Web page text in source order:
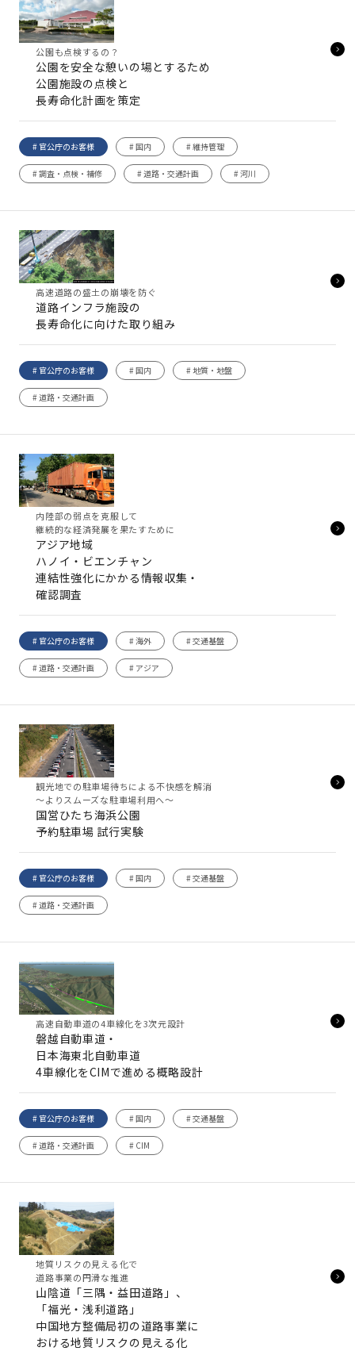
公園も点検するの？
公園を安全な憩いの場とするため
公園施設の点検と
長寿命化計画を策定
# 官公庁のお客様 # 国内 # 維持管理
# 調査・点検・補修 # 道路・交通計画 # 河川
高速道路の盛土の崩壊を防ぐ
道路インフラ施設の
長寿命化に向けた取り組み
# 官公庁のお客様 # 国内 # 地質・地盤
# 道路・交通計画
内陸部の弱点を克服して
継続的な経済発展を果たすために
アジア地域
ハノイ・ビエンチャン
連結性強化にかかる情報収集・
確認調査
# 官公庁のお客様 # 海外 # 交通基盤
# 道路・交通計画 # アジア
観光地での駐車場待ちによる不快感を解消
～よりスムーズな駐車場利用へ～
国営ひたち海浜公園
予約駐車場 試行実験
# 官公庁のお客様 # 国内 # 交通基盤
# 道路・交通計画
高速自動車道の4車線化を3次元設計
磐越自動車道・
日本海東北自動車道
4車線化をCIMで進める概略設計
# 官公庁のお客様 # 国内 # 交通基盤
# 道路・交通計画 # CIM
地質リスクの見える化で
道路事業の円滑な推進
山陰道「三隅・益田道路」、
「福光・浅利道路」
中国地方整備局初の道路事業に
おける地質リスクの見える化